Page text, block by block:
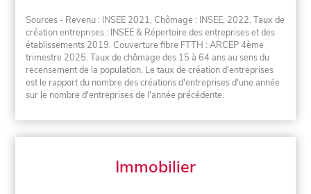
Sources - Revenu : INSEE 2021, Chômage : INSEE, 2022. Taux de
création entreprises : INSEE & Répertoire des entreprises et des
établissements 2019. Couverture fibre FTTH : ARCEP 4ème
trimestre 2025. Taux de chômage des 15 à 64 ans au sens du
recensement de la population. Le taux de création d'entreprises
est le rapport du nombre des créations d'entreprises d'une année
sur le nombre d'entreprises de l'année précédente.
Immobilier